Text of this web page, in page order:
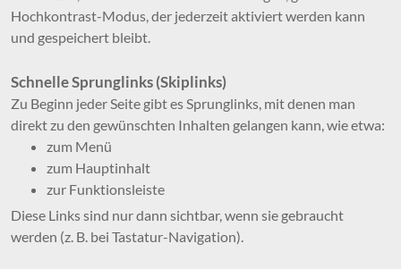
Hochkontrast-Modus, der jederzeit aktiviert werden kann
und gespeichert bleibt.
Schnelle Sprunglinks (Skiplinks)
Zu Beginn jeder Seite gibt es Sprunglinks, mit denen man
direkt zu den gewünschten Inhalten gelangen kann, wie etwa:
zum Menü
zum Hauptinhalt
zur Funktionsleiste
Diese Links sind nur dann sichtbar, wenn sie gebraucht
werden (z. B. bei Tastatur-Navigation).